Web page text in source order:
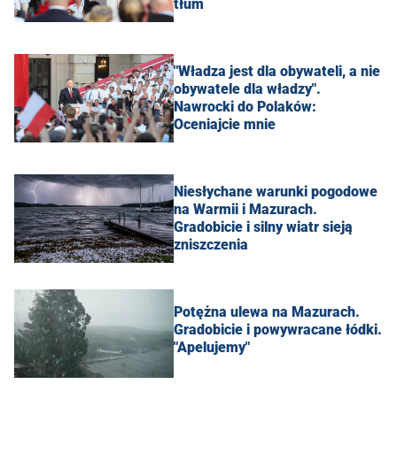
tłum
"Władza jest dla obywateli, a nie
obywatele dla władzy".
Nawrocki do Polaków:
Oceniajcie mnie
Niesłychane warunki pogodowe
na Warmii i Mazurach.
Gradobicie i silny wiatr sieją
zniszczenia
Potężna ulewa na Mazurach.
Gradobicie i powywracane łódki.
"Apelujemy"